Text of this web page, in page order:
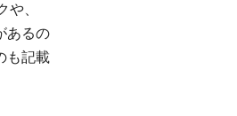
、
あるの
も記載